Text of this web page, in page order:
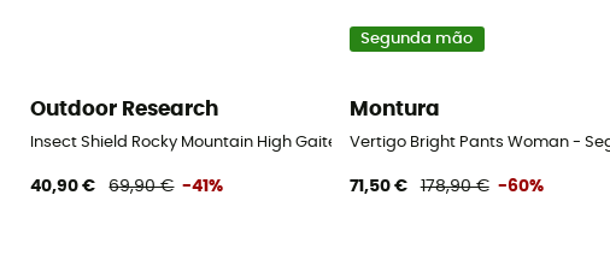
Outdoor Research
Insect Shield Rocky Mountain High Gaiters - Polainas
40,90 € 69,90 € -41%
Segunda mão
Montura
Vertigo Bright Pants Woman -
71,50 € 178,90 € -60%